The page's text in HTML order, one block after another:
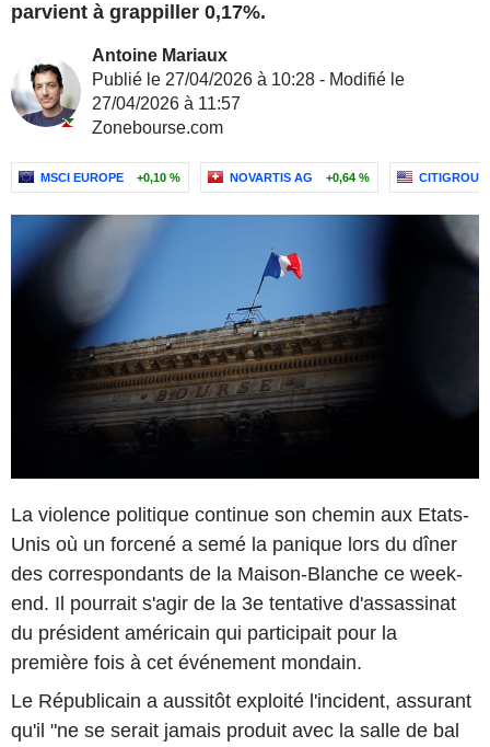
parvient à grappiller 0,17%.
Antoine Mariaux
Publié le 27/04/2026 à 10:28 - Modifié le
27/04/2026 à 11:57
Zonebourse.com
MSCI EUROPE +0,10 % NOVARTIS AG +0,64 % CITIGROUP
La violence politique continue son chemin aux Etats-
Unis où un forcené a semé la panique lors du dîner
des correspondants de la Maison-Blanche ce week-
end. Il pourrait s'agir de la 3e tentative d'assassinat
du président américain qui participait pour la
première fois à cet événement mondain.
Le Républicain a aussitôt exploité l'incident, assurant
qu'il "ne se serait jamais produit avec la salle de bal